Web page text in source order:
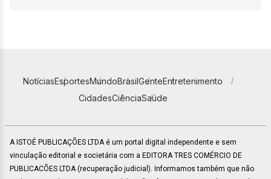
NotíciasEsportesMundoBrasilGenteEntretenimento
CidadesCiênciaSaúde
A ISTOÉ PUBLICAÇÕES LTDA é um portal digital independente e sem
vinculação editorial e societária com a EDITORA TRES COMÉRCIO DE
PUBLICACÕES LTDA (recuperação judicial). Informamos também que não